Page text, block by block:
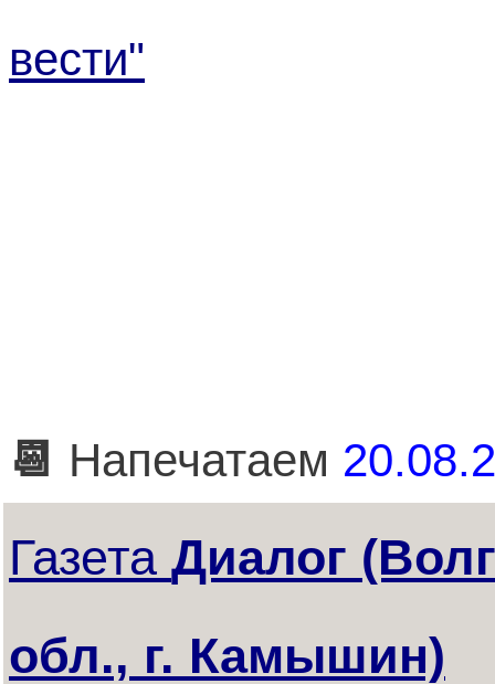
вести"
📆 Напечатаем
Газета Диалог
обл., г. Камышин)